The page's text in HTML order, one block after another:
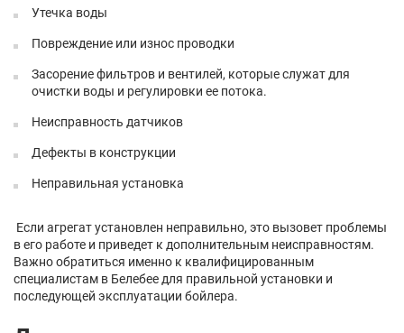
Утечка воды
Повреждение или износ проводки
Засорение фильтров и вентилей, которые служат для
очистки воды и регулировки ее потока.
Неисправность датчиков
Дефекты в конструкции
Неправильная установка
Если агрегат установлен неправильно, это вызовет проблемы
в его работе и приведет к дополнительным неисправностям.
Важно обратиться именно к квалифицированным
специалистам в Белебее для правильной установки и
последующей эксплуатации бойлера.